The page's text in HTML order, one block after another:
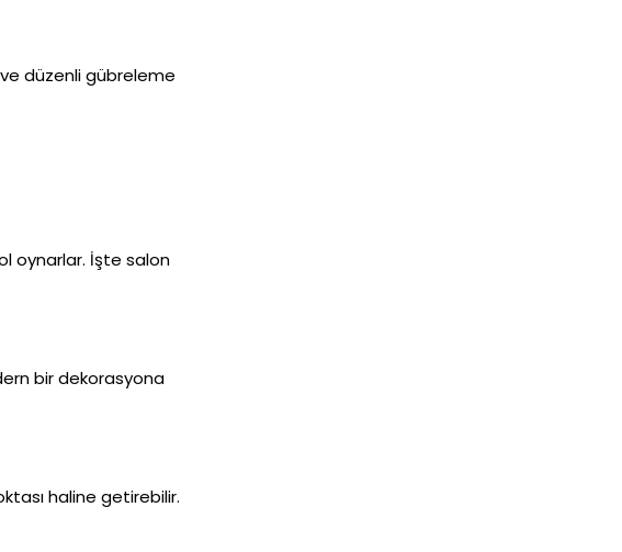
ve düzenli gübreleme
oynarlar. İşte salon
bir dekorasyona
haline getirebilir.